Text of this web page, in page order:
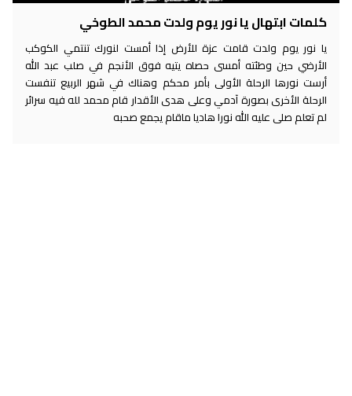
كلمات ابتهال يا نور يوم ولدت محمد الطوخي
يا نور يوم ولدت قامت عزة للأرض إذا أمست لنورك تنتمي الكوكب
الأرضي حين وطئته أمسى حصاه يتيه فوق الأنجم في صلب عبد الله
أرست نورها الرحلة الأولى بأمر محكم وهناك في شهر الربيع تنفست
الرحلة الأخرى بصورة آدمي وعلى هدى الأقدار قام محمد لله فيه سرائر
لم تعلم صلى عليه الله نورا هاديا ماقام يجمع صحبه